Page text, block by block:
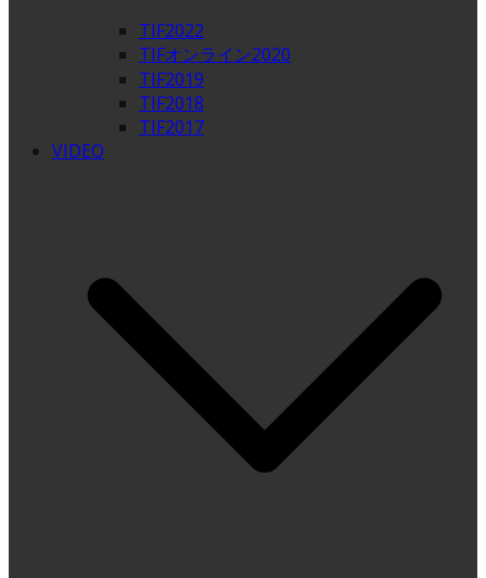
TIF2022
TIFオンライン2020
TIF2019
TIF2018
TIF2017
VIDEO